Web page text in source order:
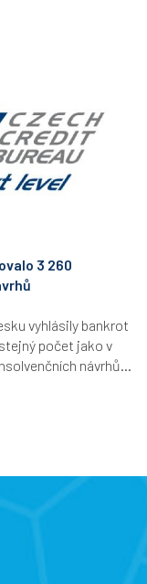
3 260
vyhlásily bankrot
počet jako v
návrhů...